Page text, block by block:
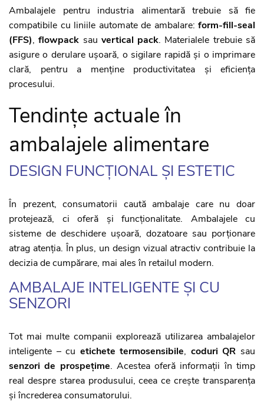
Ambalajele pentru industria alimentară trebuie să fie
compatibile cu liniile automate de ambalare: form-fill-seal
(FFS),flowpack sau vertical pack. Materialele trebuie să
asigure o derulare ușoară, o sigilare rapidă și o imprimare
clară, pentru a menține productivitatea și eficiența
procesului.
Tendințe actuale în
ambalajele alimentare
DESIGN FUNCȚIONAL ȘI ESTETIC
În prezent, consumatorii caută ambalaje care nu doar
protejează, ci oferă și funcționalitate. Ambalajele cu
sisteme de deschidere ușoară, dozatoare sau porționare
atrag atenția. În plus, un design vizual atractiv contribuie la
decizia de cumpărare, mai ales în retailul modern.
AMBALAJE INTELIGENTE ȘI CU
SENZORI
Tot mai multe companii explorează utilizarea ambalajelor
inteligente – cu etichete termosensibile, coduri QR sau
senzori de prospețime. Acestea oferă informații în timp
real despre starea produsului, ceea ce crește transparența
și încrederea consumatorului.